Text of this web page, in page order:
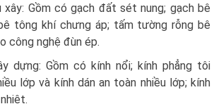
xây: Gồm có gạch đất sét nung; gạch bê
tông khí chưng áp; tấm tường rỗng bê
công nghệ đùn ép.
dựng: Gồm có kính nổi; kính phẳng tôi
lớp và kính dán an toàn nhiều lớp; kính